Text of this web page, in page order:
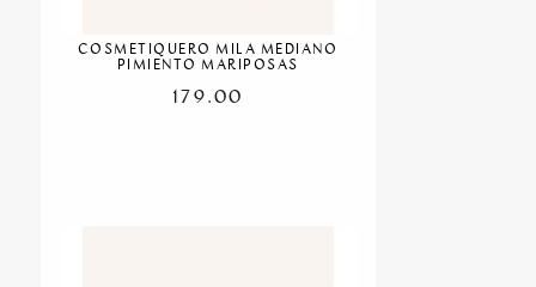
COSMETIQUERO MILA MEDIANO
PIMIENTO MARIPOSAS
179.00